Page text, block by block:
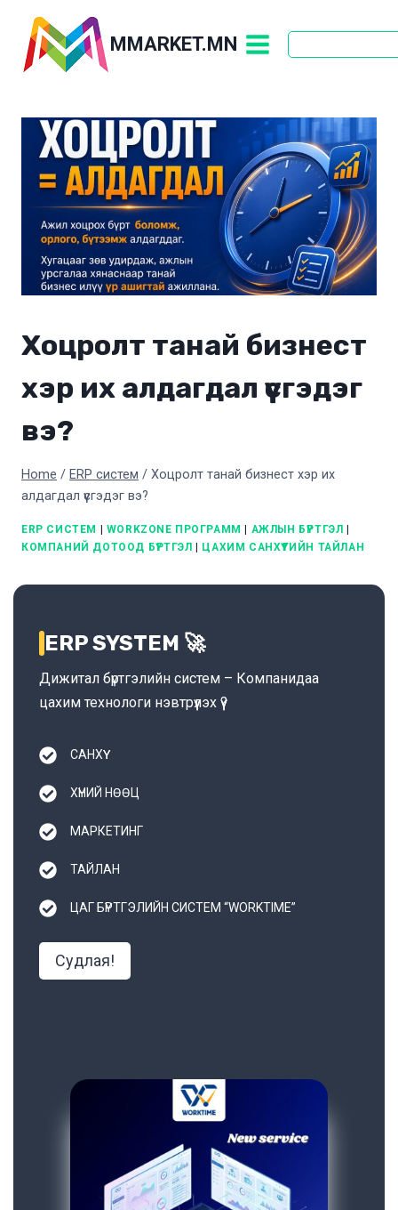
content
MMARKET.MN
Хоцролт танай бизнест
хэр их алдагдал үүсгэдэг
вэ?
Home / ERP систем / Хоцролт танай бизнест хэр их
алдагдал үүсгэдэг вэ?
ERP СИСТЕМ | WORKZONE ПРОГРАММ | АЖЛЫН БҮРТГЭЛ |
КОМПАНИЙ ДОТООД БҮРТГЭЛ | ЦАХИМ САНХҮҮГИЙН ТАЙЛАН
ERP SYSTEM 🚀
Дижитал бүртгэлийн систем – Компанидаа
цахим технологи нэвтрүүлэх үү?
САНХҮҮ
ХҮНИЙ НӨӨЦ
МАРКЕТИНГ
ТАЙЛАН
ЦАГ БҮРТГЭЛИЙН СИСТЕМ “WORKTIME”
Судлая!